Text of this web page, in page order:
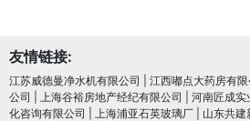
友情链接:
江苏威德曼净水机有限公司 江西嘟点大药房有限
公司
上海谷裕房地产经纪有限公司 河南匠成实
化咨询有限公司
上海浦亚石英玻璃厂 山东共建